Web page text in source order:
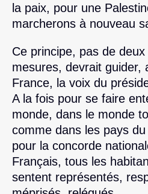
la paix, pour une
marcherons à nouveau
Ce principe, pas de
mesures, devrait guider,
France, la voix du
A la fois pour se faire
monde, dans le monde
comme dans les pays
pour la concorde
Français, tous les
sentent représentés,